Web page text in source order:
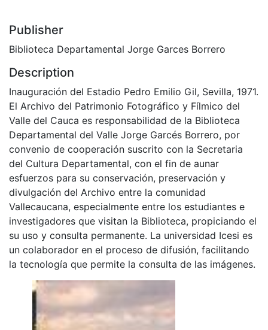
Publisher
Biblioteca Departamental Jorge Garces Borrero
Description
Inauguración del Estadio Pedro Emilio Gil, Sevilla, 1971.
El Archivo del Patrimonio Fotográfico y Fílmico del
Valle del Cauca es responsabilidad de la Biblioteca
Departamental del Valle Jorge Garcés Borrero, por
convenio de cooperación suscrito con la Secretaria
del Cultura Departamental, con el fin de aunar
esfuerzos para su conservación, preservación y
divulgación del Archivo entre la comunidad
Vallecaucana, especialmente entre los estudiantes e
investigadores que visitan la Biblioteca, propiciando el
su uso y consulta permanente. La universidad Icesi es
un colaborador en el proceso de difusión, facilitando
la tecnología que permite la consulta de las imágenes.